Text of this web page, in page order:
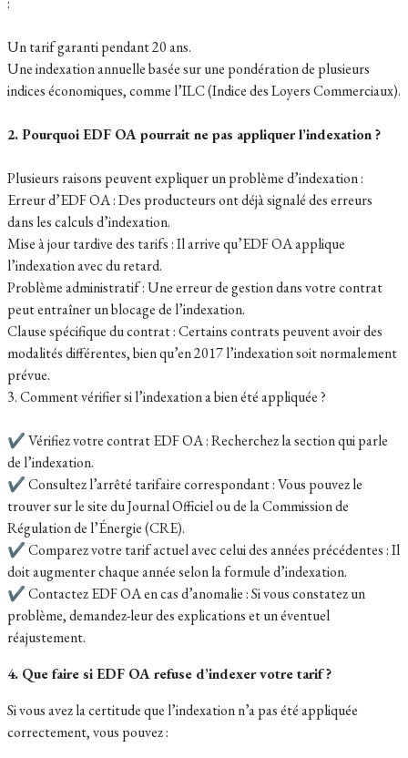
Un tarif garanti pendant 20 ans.
Une indexation annuelle basée sur une pondération de plusieurs
indices économiques, comme l’ILC (Indice des Loyers Commerciaux).
2. Pourquoi EDF OA pourrait ne pas appliquer l’indexation ?
Plusieurs raisons peuvent expliquer un problème d’indexation :
Erreur d’EDF OA : Des producteurs ont déjà signalé des erreurs
dans les calculs d’indexation.
Mise à jour tardive des tarifs : Il arrive qu’EDF OA applique
l’indexation avec du retard.
Problème administratif : Une erreur de gestion dans votre contrat
peut entraîner un blocage de l’indexation.
Clause spécifique du contrat : Certains contrats peuvent avoir des
modalités différentes, bien qu’en 2017 l’indexation soit normalement
prévue.
3. Comment vérifier si l’indexation a bien été appliquée ?
✔ Vérifiez votre contrat EDF OA : Recherchez la section qui parle
de l’indexation.
✔ Consultez l’arrêté tarifaire correspondant : Vous pouvez le
trouver sur le site du Journal Officiel ou de la Commission de
Régulation de l’Énergie (CRE).
✔ Comparez votre tarif actuel avec celui des années précédentes : Il
doit augmenter chaque année selon la formule d’indexation.
✔ Contactez EDF OA en cas d’anomalie : Si vous constatez un
problème, demandez-leur des explications et un éventuel
réajustement.
4. Que faire si EDF OA refuse d’indexer votre tarif ?
Si vous avez la certitude que l’indexation n’a pas été appliquée
correctement, vous pouvez :